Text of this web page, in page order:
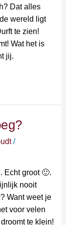
Dat alles
wereld ligt
te zien!
Wat het is
jij.
/
Echt groot 🙂.
nooit
Want weet je
voor velen
te klein!